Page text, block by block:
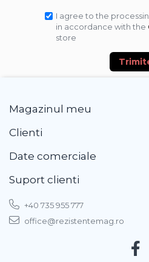
I agree to the
in accordance with the
store
Magazinul meu
Clienti
Date comerciale
Suport clienti
+40 735 955 777
office@rezistentemag.ro